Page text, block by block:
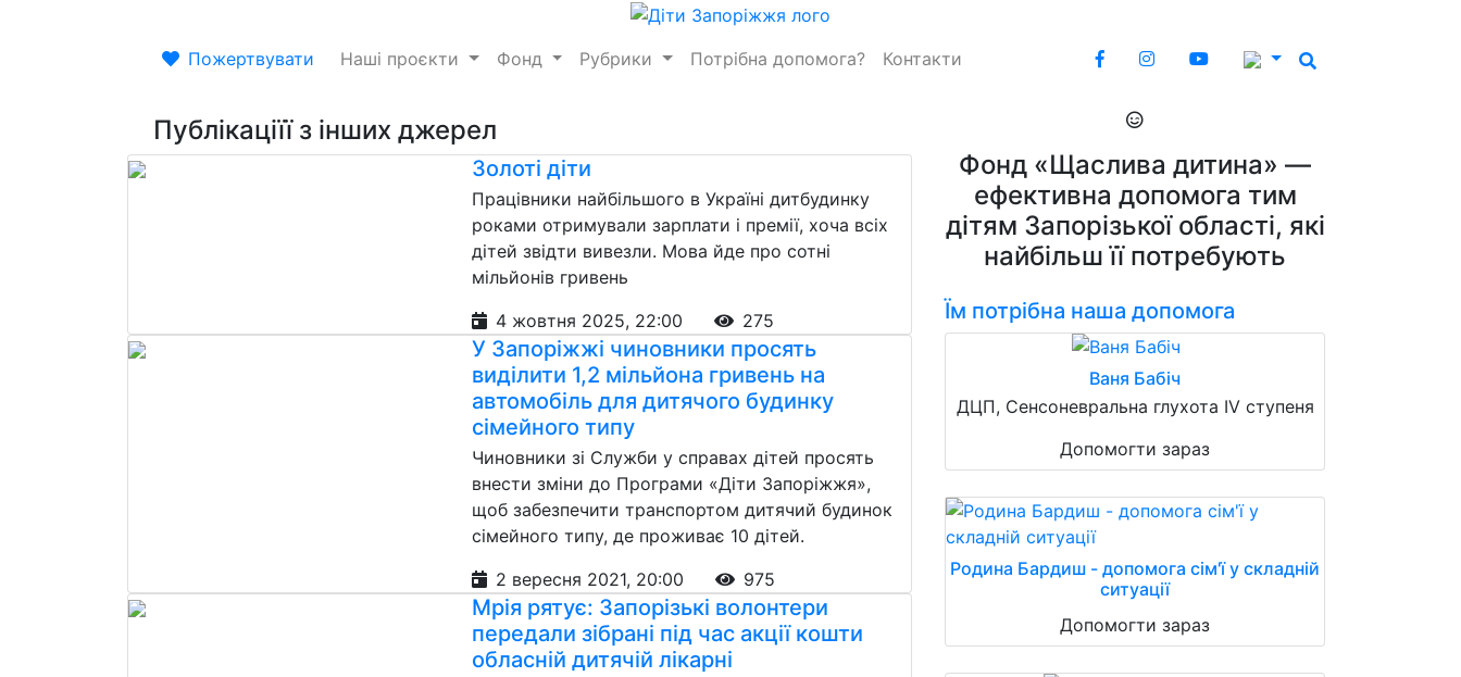
Пожертвувати Наші проєкти Фонд Рубрики Потрібна допомога? Контакти
Публікаціїї з інших джерел
Золоті діти
Працівники найбільшого в Україні дитбудинку
роками отримували зарплати і премії, хоча всіх
дітей звідти вивезли. Мова йде про сотні
мільйонів гривень
4 жовтня 2025, 22:00
275
У Запоріжжі чиновники просять
виділити 1,2 мільйона гривень на
автомобіль для дитячого будинку
сімейного типу
Чиновники зі Служби у справах дітей просять
внести зміни до Програми «Діти Запоріжжя»,
щоб забезпечити транспортом дитячий будинок
сімейного типу, де проживає 10 дітей.
2 вересня 2021, 20:00
975
Мрія рятує: Запорізькі волонтери
передали зібрані під час акції кошти
обласній дитячій лікарні
Фонд «Щаслива дитина» —
ефективна допомога тим
дітям Запорізької області, які
найбільш її потребують
Їм потрібна наша допомога
Ваня Бабіч
ДЦП, Сенсоневральна глухота IV ступеня
Допомогти зараз
Родина Бардиш - допомога сім'ї у складній
ситуації
Допомогти зараз